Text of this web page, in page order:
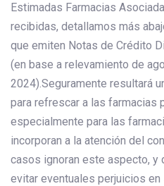
Estimadas Farmacias
recibidas, detallamos más
que emiten Notas de Crédito
(en base a relevamiento de
2024).Seguramente resultará
para refrescar a las farmacias
especialmente para las
incorporan a la atención del
casos ignoran este aspecto, y
evitar eventuales perjuicios en